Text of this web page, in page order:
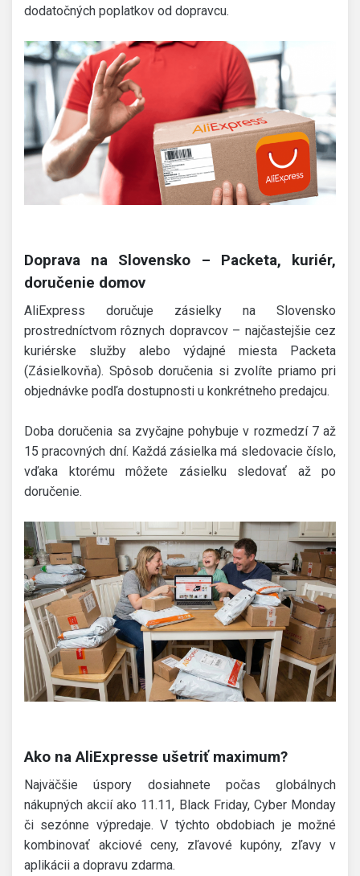
dodatočných poplatkov od dopravcu.
Doprava na Slovensko – Packeta, kuriér,
doručenie domov
AliExpress doručuje zásielky na Slovensko
prostredníctvom rôznych dopravcov – najčastejšie cez
kuriérske služby alebo výdajné miesta Packeta
(Zásielkovňa). Spôsob doručenia si zvolíte priamo pri
objednávke podľa dostupnosti u konkrétneho predajcu.
Doba doručenia sa zvyčajne pohybuje v rozmedzí 7 až
15 pracovných dní. Každá zásielka má sledovacie číslo,
vďaka ktorému môžete zásielku sledovať až po
doručenie.
Ako na AliExpresse ušetriť maximum?
Najväčšie úspory dosiahnete počas globálnych
nákupných akcií ako 11.11, Black Friday, Cyber Monday
či sezónne výpredaje. V týchto obdobiach je možné
kombinovať akciové ceny, zľavové kupóny, zľavy v
aplikácii a dopravu zdarma.